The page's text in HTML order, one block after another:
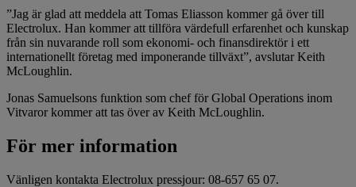
”Jag är glad att meddela att Tomas Eliasson kommer gå över till
Electrolux. Han kommer att tillföra värdefull erfarenhet och kunskap
från sin nuvarande roll som ekonomi- och finansdirektör i ett
internationellt företag med imponerande tillväxt”, avslutar Keith
McLoughlin.
Jonas Samuelsons funktion som chef för Global Operations inom
Vitvaror kommer att tas över av Keith McLoughlin.
För mer information
Vänligen kontakta Electrolux pressjour: 08-657 65 07.